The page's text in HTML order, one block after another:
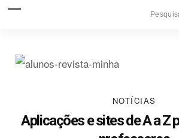
NOTÍCIAS
Aplicações e sites de A a Z